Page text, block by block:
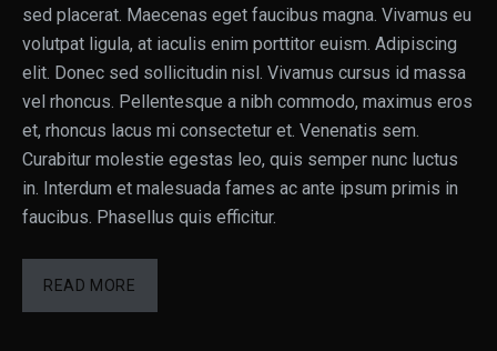
sed placerat. Maecenas eget faucibus magna. Vivamus eu
volutpat ligula, at iaculis enim porttitor euism. Adipiscing
elit. Donec sed sollicitudin nisl. Vivamus cursus id massa
vel rhoncus. Pellentesque a nibh commodo, maximus eros
et, rhoncus lacus mi consectetur et. Venenatis sem.
Curabitur molestie egestas leo, quis semper nunc luctus
in. Interdum et malesuada fames ac ante ipsum primis in
faucibus. Phasellus quis efficitur.
READ MORE